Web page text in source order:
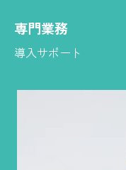
専門業務
導入サポート